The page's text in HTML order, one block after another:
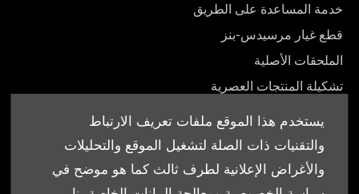
يستخدم هذا الموقع ملفات تعريف الارتباط
والتقنيات ذات الصلة لتشغيل الموقع والتحليلات
والأغراض الإعلانية لطرف ثالث كما هو موضح في
خدمة المساعدة على الطريق
قطع غيار مرسيدس-بنز
الملحقات الأصلية
تشكيلة المنتجات العصرية